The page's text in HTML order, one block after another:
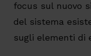
focus sul nuovo
del sistema
sugli elementi di